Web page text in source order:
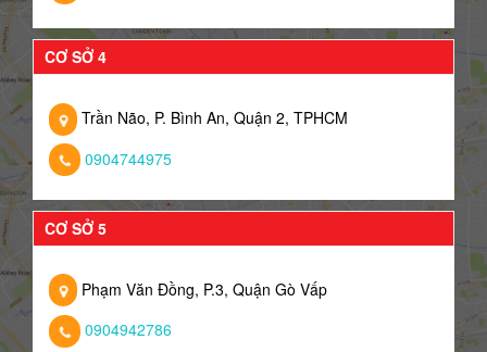
CƠ SỞ 4
Trần Não, P. Bình An, Quận 2, TPHCM
0904744975
CƠ SỞ 5
Phạm Văn Đồng, P.3, Quận Gò Vấp
0904942786